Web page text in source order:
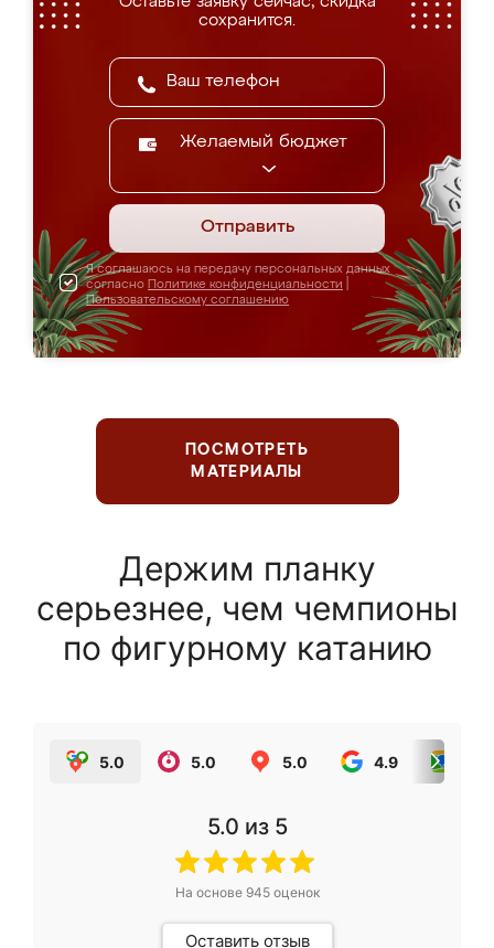
сохранится.
Желаемый бюджет
Отправить
Я соглашаюсь на передачу персональных данных
согласно Политике конфиденциальности
Пользовательскому соглашению
ПОСМОТРЕТЬ
МАТЕРИАЛЫ
Держим планку
серьезнее, чем чемпионы
по фигурному катанию
5.0 5.0 5.0 4.9
5.0 из 5
На основе 945оценок
Оставить отзыв